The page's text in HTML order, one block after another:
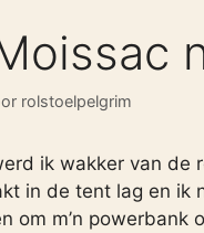
rolstoelpelgrim
ik wakker van de
in de tent lag en
om m’n